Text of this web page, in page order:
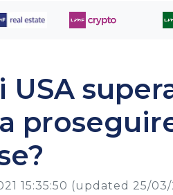
USA
15:35:50 (updated 25/03/